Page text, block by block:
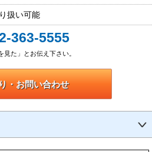
扱い可能
363-5555
た」とお伝え下さい。
・お問い合わせ